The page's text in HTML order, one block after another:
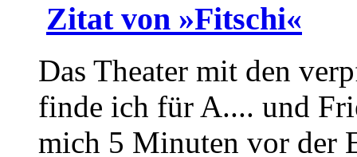
Zitat von »Fitschi«
Das Theater mit den
finde ich für A.... und
mich 5 Minuten vor der